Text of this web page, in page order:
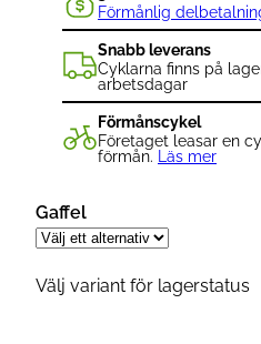
Förmånlig
Snabb leverans
Cyklarna finns på
arbetsdagar
Förmånscykel
Företaget leasar en
förmån.
Läs mer
Gaffel
Välj variant för lagerstatus